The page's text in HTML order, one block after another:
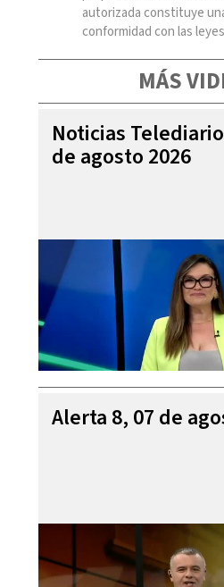
autorizada constituye
conformidad con las
MÁS
Noticias
de agosto 2026
Alerta 8, 07 de